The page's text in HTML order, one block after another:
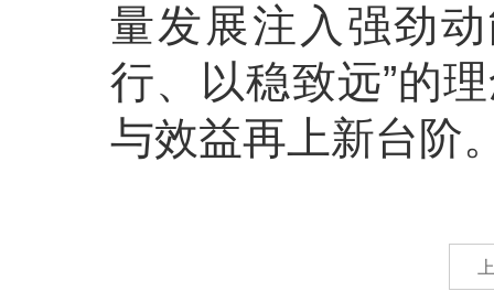
量发展注入强劲
行、以稳致远”的
与效益再上新台阶